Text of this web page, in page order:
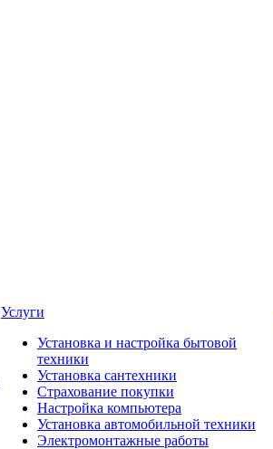
Услуги
Установка и настройка бытовой
техники
Установка сантехники
Страхование покупки
Настройка компьютера
Установка автомобильной техники
Электромонтажные работы